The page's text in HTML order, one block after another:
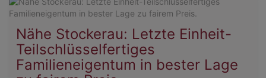
Nähe Stockerau: Letzte Einheit-
Teilschlüsselfertiges
Familieneigentum in bester Lage